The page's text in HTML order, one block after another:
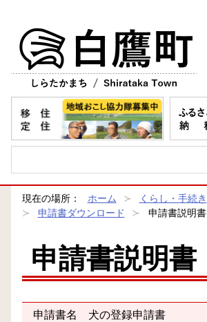
現在の場所： ホーム
くらし・手続き
申請書ダウンロード
申請書説明書
申請書説明書
申請書名 犬の登録申請書